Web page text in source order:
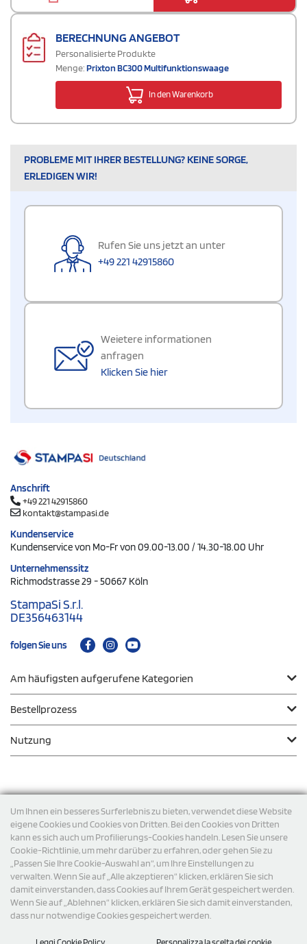
Um Ihnen ein besseres Surferlebnis zu bieten, verwendet diese Website
eigene Cookies und Cookies von Dritten. Bei den Cookies von Dritten
kann es sich auch um Profilierungs-Cookies handeln. Lesen Sie unsere
Cookie-Richtlinie, um mehr darüber zu erfahren, oder gehen Sie zu
„Passen Sie Ihre Cookie-Auswahl an“, um Ihre Einstellungen zu
verwalten. Wenn Sie auf „Alle akzeptieren“ klicken, erklären Sie sich
damit einverstanden, dass Cookies auf Ihrem Gerät gespeichert werden.
Wenn Sie auf „Ablehnen“ klicken, erklären Sie sich damit einverstanden,
dass nur notwendige Cookies gespeichert werden.
BERECHNUNG ANGEBOT
Personalisierte Produkte
Menge:Prixton BC300 Multifunktionswaage
In den Warenkorb
PROBLEME MIT IHRER BESTELLUNG? KEINE SORGE,
ERLEDIGEN WIR!
Rufen Sie uns jetzt an unter
+49 221 42915860
Weietere informationen
anfragen
Klicken Sie hier
Anschrift
+49 221 42915860
kontakt@stampasi.de
Kundenservice
Kundenservice von Mo-Fr von 09.00-13.00 / 14.30-18.00 Uhr
Unternehmenssitz
Richmodstrasse 29 - 50667 Köln
StampaSi S.r.l.
DE356463144
folgen Sie uns
Am häufigsten aufgerufene Kategorien
Bestellprozess
Nutzung
Versand